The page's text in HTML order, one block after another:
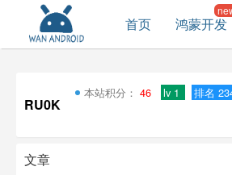
首页 鸿蒙开发
RU0K
本站积分： 46 lv 1 排名
文章